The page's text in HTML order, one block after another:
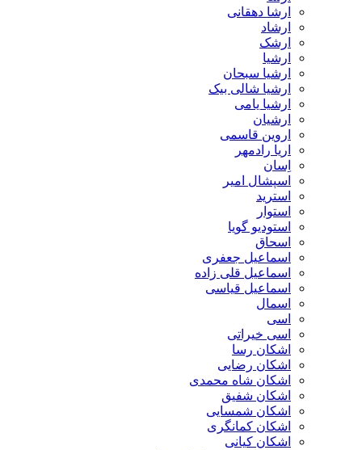
ارشا دهقانی
ارشاد
ارشک
ارشیا
ارشیا سبحان
ارشیا شالی بیک
ارشیا یامی
ارشیان
اروین قاسمی
اریا رادمهر
اِسان
اسپشال امیر
استرید
استوار
استودیو گویا
اسحاق
اسماعیل جعفری
اسماعیل قلی زاده
اسماعیل قیاسی
اسمال
اسی
اسی خیراتی
اشکان رسا
اشکان رضایی
اشکان شاه محمدی
اشکان شفیق
اشکان شمسایی
اشکان‌ کمانگری
اشکان کیانی